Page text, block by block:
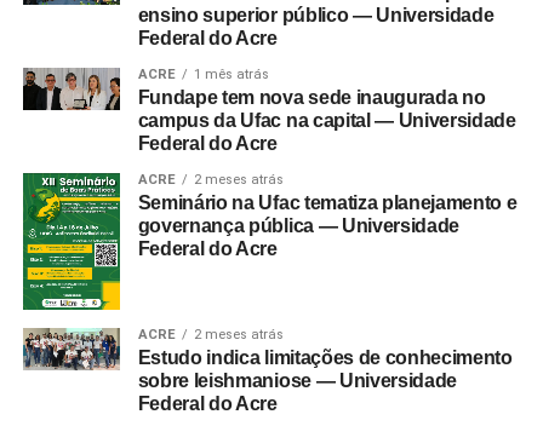
ensino superior público — Universidade
Federal do Acre
ACRE 1 mês atrás
Fundape tem nova sede inaugurada no
campus da Ufac na capital — Universidade
Federal do Acre
ACRE 2 meses atrás
Seminário na Ufac tematiza planejamento e
governança pública — Universidade
Federal do Acre
ACRE 2 meses atrás
Estudo indica limitações de conhecimento
sobre leishmaniose — Universidade
Federal do Acre